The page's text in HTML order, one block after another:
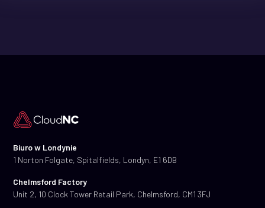
Biuro w Londynie
1 Norton Folgate, Spitalfields, Londyn, E1 6DB
Chelmsford Factory
Unit 2, 10 Clock Tower Retail Park, Chelmsford, CM1 3FJ